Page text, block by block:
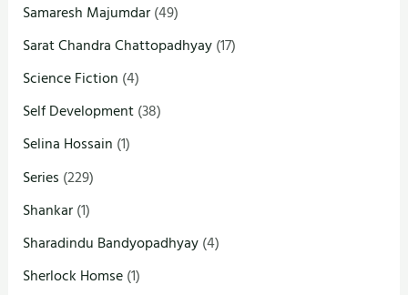
Samaresh Majumdar(49)
Sarat Chandra Chattopadhyay(17)
Science Fiction (4)
Self Development(38)
Selina Hossain (1)
Series (229)
Shankar(1)
Sharadindu Bandyopadhyay(4)
Sherlock Homse(1)